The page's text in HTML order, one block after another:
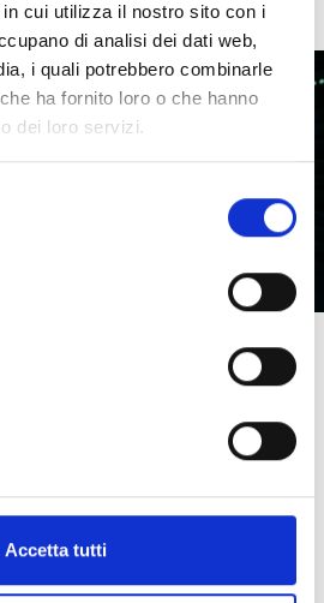
cui utilizza il nostro sito con i
di analisi dei dati web,
i quali potrebbero combinarle
ha fornito loro o che hanno
dei loro servizi.
Accetta tutti
le esigenze di gestione e
garantire la continuità dei
e ridurre al minimo i rischi di